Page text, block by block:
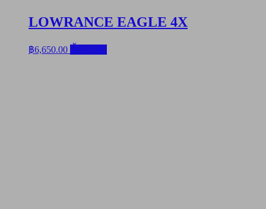
LOWRANCE EAGLE 4X
฿6,650.00